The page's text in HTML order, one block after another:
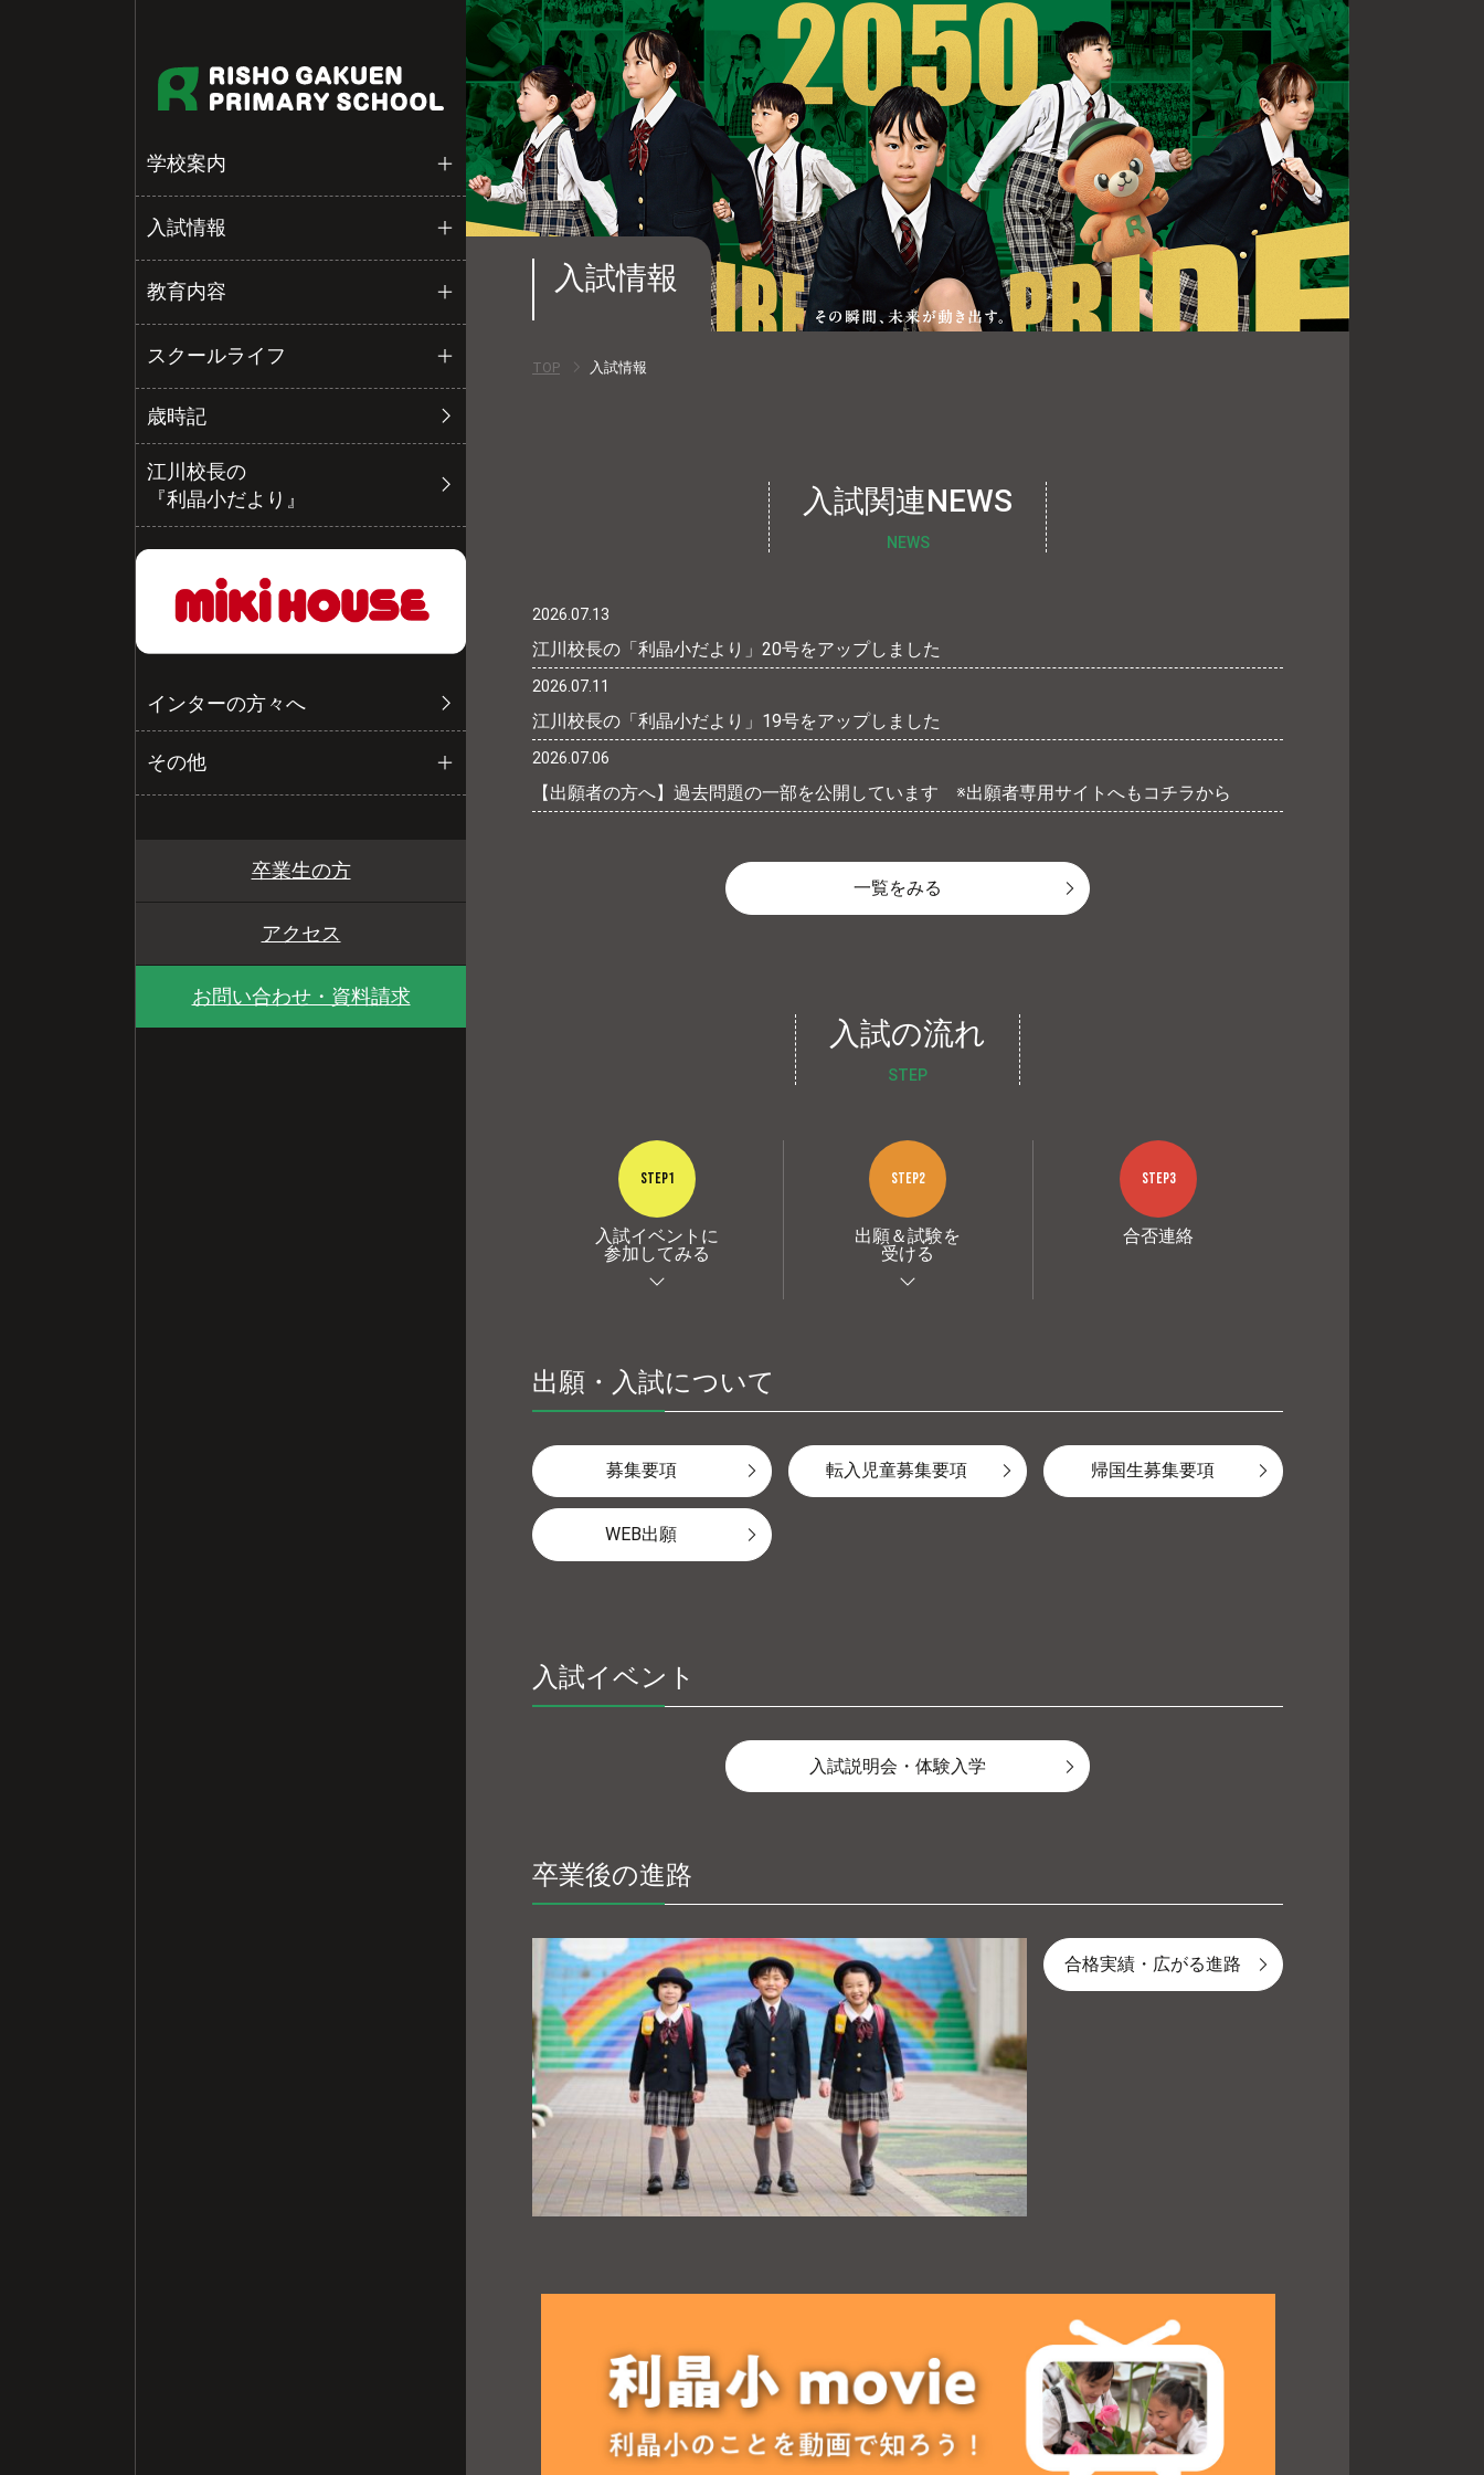
学校案内
入試情報
教育内容
スクールライフ
歳時記
江川校長の
『利晶小だより』
インターの方々へ
その他
卒業生の方
アクセス
お問い合わせ・資料請求
入試情報
TOP 入試情報
入試関連NEWS
NEWS
2026.07.13
江川校長の「利晶小だより」20号をアップしました
2026.07.11
江川校長の「利晶小だより」19号をアップしました
2026.07.06
【出願者の方へ】過去問題の一部を公開しています ※出願者専用サイトへもコチラから
一覧をみる
入試の流れ
STEP
STEP1
入試イベントに
参加してみる
STEP2
出願＆試験を
受ける
STEP3
合否連絡
出願・入試について
募集要項 転入児童募集要項 帰国生募集要項
WEB出願
入試イベント
入試説明会・体験入学
卒業後の進路
合格実績・広がる進路